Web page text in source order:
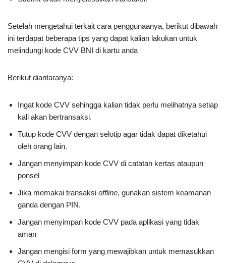
Setelah mengetahui terkait cara penggunaanya, berikut dibawah
ini terdapat beberapa tips yang dapat kalian lakukan untuk
melindungi kode CVV BNI di kartu anda
Berikut diantaranya:
Ingat kode CVV sehingga kalian tidak perlu melihatnya setiap
kali akan bertransaksi.
Tutup kode CVV dengan selotip agar tidak dapat diketahui
oleh orang lain.
Jangan menyimpan kode CVV di catatan kertas ataupun
ponsel
Jika memakai transaksi offline, gunakan sistem keamanan
ganda dengan PIN.
Jangan menyimpan kode CVV pada aplikasi yang tidak
aman
Jangan mengisi form yang mewajibkan untuk memasukkan